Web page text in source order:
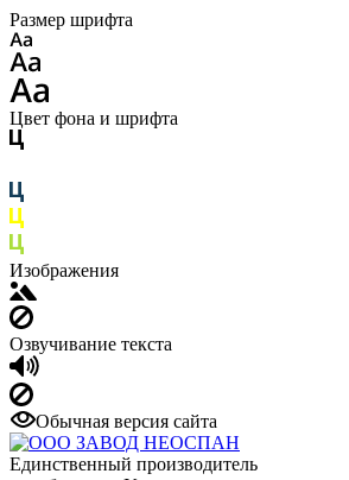
Размер шрифта
Цвет фона и шрифта
Изображения
Озвучивание текста
Обычная версия сайта
Единственный производитель